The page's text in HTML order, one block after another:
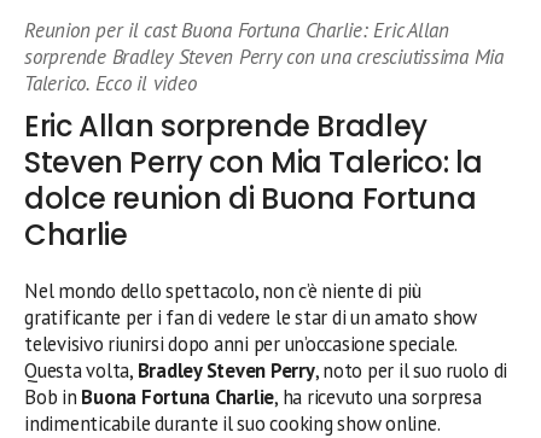
Reunion per il cast Buona Fortuna Charlie: Eric Allan
sorprende Bradley Steven Perry con una cresciutissima Mia
Talerico. Ecco il video
Eric Allan sorprende Bradley
Steven Perry con Mia Talerico: la
dolce reunion di Buona Fortuna
Charlie
Nel mondo dello spettacolo, non c’è niente di più
gratificante per i fan di vedere le star di un amato show
televisivo riunirsi dopo anni per un’occasione speciale.
Questa volta, Bradley Steven Perry, noto per il suo ruolo di
Bob in Buona Fortuna Charlie, ha ricevuto una sorpresa
indimenticabile durante il suo cooking show online.